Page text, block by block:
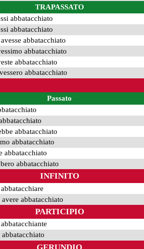
TRAPASSATO
abbatacchiato
abbatacchiato
abbatacchiato
abbatacchiato
abbatacchiato
abbatacchiato
Passato
abbatacchiato
abbatacchiato
abbatacchiato
abbatacchiato
INFINITO
abbatacchiare
avere abbatacchiato
PARTICIPIO
abbatacchiante
abbatacchiato
GERUNDIO